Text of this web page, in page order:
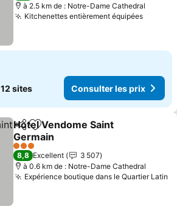
à 2.5 km de : Notre-Dame Cathedral
Kitchenettes entièrement équipées
12 sites Consulter les prix
PartagerAjouter à mes favoris
Hotel Vendome Saint
Germain
3 Étoiles
8,8 Excellent
3 507
à 0.6 km de : Notre-Dame Cathedral
Expérience boutique dans le Quartier Latin